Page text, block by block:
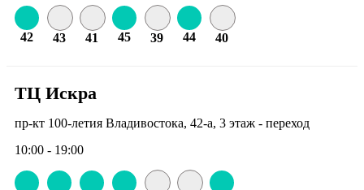
42 43 41 45 39 44 40
ТЦ Искра
пр-кт 100-летия Владивостока, 42-а, 3 этаж - переход
10:00 - 19:00